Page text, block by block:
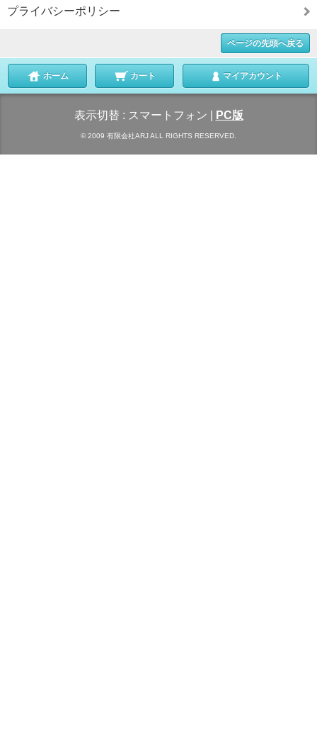
プライバシーポリシー
ページの先頭へ戻る
ホーム カート マイアカウント
表示切替 : スマートフォン PC版
© 2009 有限会社ARJ ALL RIGHTS RESERVED.